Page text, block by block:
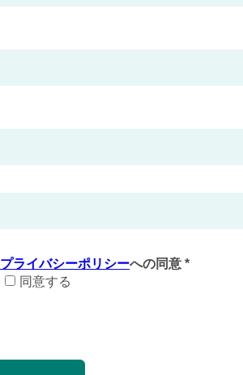
プライバシーポリシーへの同意 *
同意する